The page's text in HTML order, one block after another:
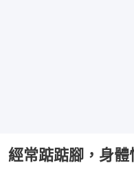
經常踮踮腳，身